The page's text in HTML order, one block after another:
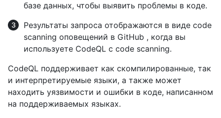
базе данных, чтобы выявить проблемы в коде.
Результаты запроса отображаются в виде code
scanning оповещений в GitHub , когда вы
используете CodeQL с code scanning.
CodeQL поддерживает как скомпилированные, так
и интерпретируемые языки, а также может
находить уязвимости и ошибки в коде, написанном
на поддерживаемых языках.